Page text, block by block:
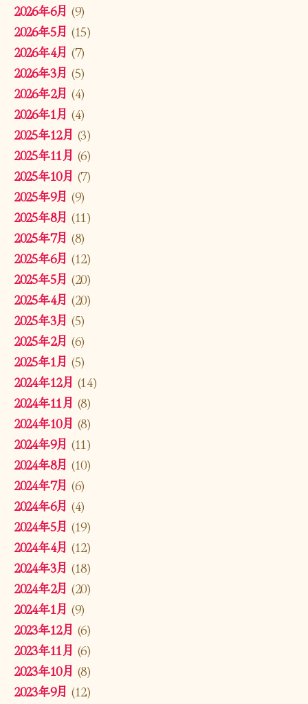
2026年6月 (9)
2026年5月 (15)
2026年4月 (7)
2026年3月 (5)
2026年2月 (4)
2026年1月 (4)
2025年12月 (3)
2025年11月 (6)
2025年10月 (7)
2025年9月 (9)
2025年8月 (11)
2025年7月 (8)
2025年6月 (12)
2025年5月 (20)
2025年4月 (20)
2025年3月 (5)
2025年2月 (6)
2025年1月 (5)
2024年12月 (14)
2024年11月 (8)
2024年10月 (8)
2024年9月 (11)
2024年8月 (10)
2024年7月 (6)
2024年6月 (4)
2024年5月 (19)
2024年4月 (12)
2024年3月 (18)
2024年2月 (20)
2024年1月 (9)
2023年12月 (6)
2023年11月 (6)
2023年10月 (8)
2023年9月 (12)